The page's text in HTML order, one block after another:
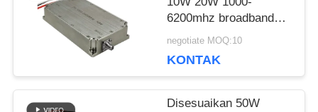
PRIVACY
POLICY
6200mhz broadband
anti drone power
pemerintah
negotiate MOQ:10
KONTAK
Disesuaikan 50W